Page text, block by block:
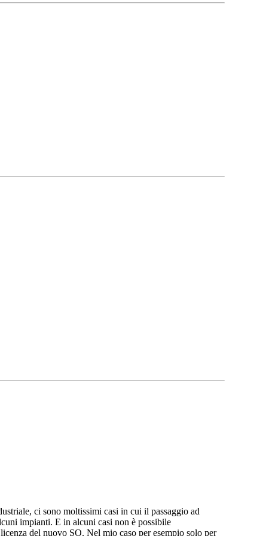
ci sono moltissimi casi in cui il passaggio ad
impianti. E in alcuni casi non è possibile
del nuovo SO. Nel mio caso per esempio solo per